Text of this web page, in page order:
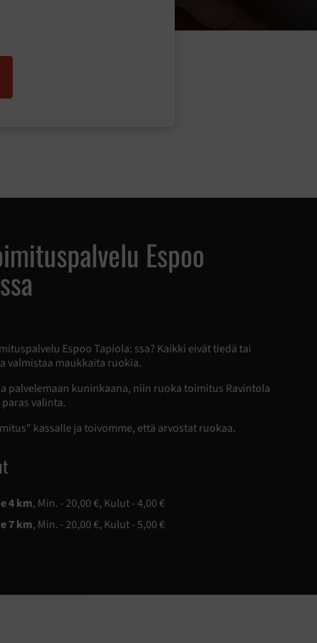
Espoo
Espoo Tapiola: ssa? Kaikki eivät tiedä tai
valmistaa maukkaita ruokia.
palvelemaan kuninkaana, niin ruoka toimitus Ravintola
valinta.
kassalle ja toivomme, että arvostat ruokaa.
4 km, Min. - 20,00 €, Kulut - 4,00 €
7 km, Min. - 20,00 €, Kulut - 5,00 €